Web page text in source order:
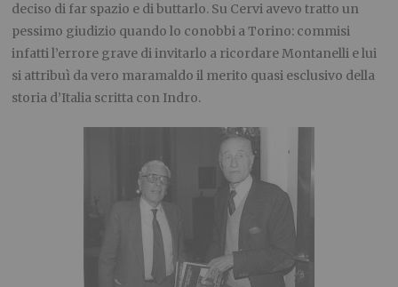
deciso di far spazio e di buttarlo. Su Cervi avevo tratto un
pessimo giudizio quando lo conobbi a Torino: commisi
infatti l’errore grave di invitarlo a ricordare Montanelli e lui
si attribuì da vero maramaldo il merito quasi esclusivo della
storia d’Italia scritta con Indro.